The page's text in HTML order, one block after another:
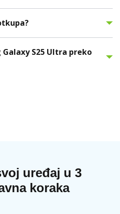
S25 Ultra preko
uređaj u 3
koraka